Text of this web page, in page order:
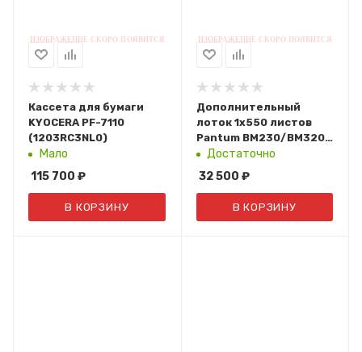
Кассета для бумаги
KYOCERA PF-7110
(1203RC3NL0)
Мало
115 700 ₽
В КОРЗИНУ
Дополнительный
лоток 1х550 листов
Pantum BM230/BM320
(PT-230)
Достаточно
32 500 ₽
В КОРЗИНУ